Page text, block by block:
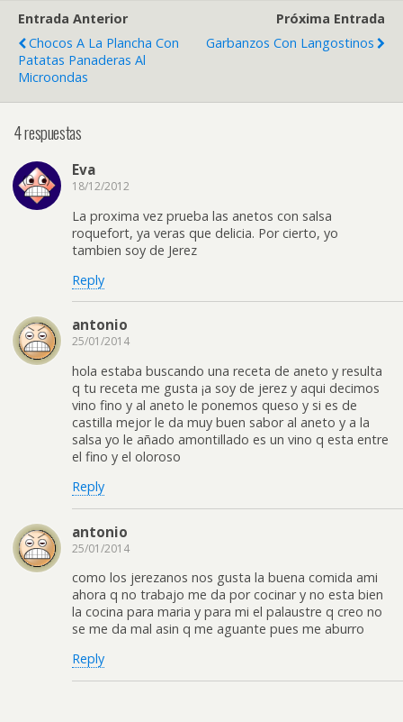
Entrada Anterior
Chocos A La Plancha Con
Patatas Panaderas Al
Microondas
Próxima Entrada
Garbanzos Con Langostinos
4 respuestas
Eva
18/12/2012
La proxima vez prueba las anetos con salsa
roquefort, ya veras que delicia. Por cierto, yo
tambien soy de Jerez
Reply
antonio
25/01/2014
hola estaba buscando una receta de aneto y resulta
q tu receta me gusta ¡a soy de jerez y aqui decimos
vino fino y al aneto le ponemos queso y si es de
castilla mejor le da muy buen sabor al aneto y a la
salsa yo le añado amontillado es un vino q esta entre
el fino y el oloroso
Reply
antonio
25/01/2014
como los jerezanos nos gusta la buena comida ami
ahora q no trabajo me da por cocinar y no esta bien
la cocina para maria y para mi el palaustre q creo no
se me da mal asin q me aguante pues me aburro
Reply